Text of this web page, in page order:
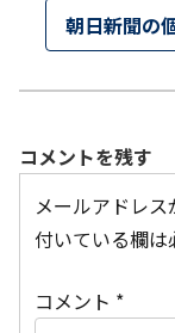
朝日新聞の
コメントを残す
メールアドレス
付いている欄は
コメント *